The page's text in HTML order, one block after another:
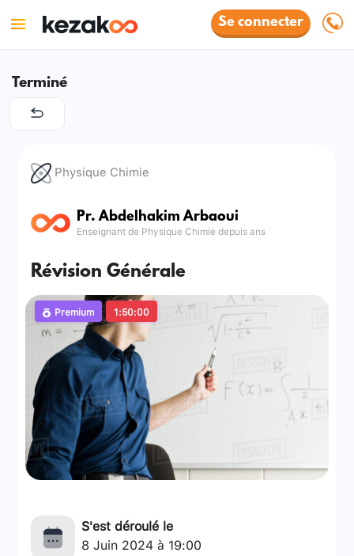
Se connecter
Terminé
Physique Chimie
Pr. Abdelhakim Arbaoui
Enseignant de Physique Chimie depuis ans
Révision Générale
Premium 1:50:00
S'est déroulé le
8 Juin 2024 à 19:00